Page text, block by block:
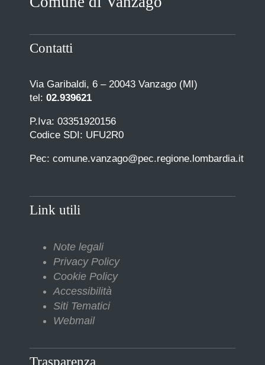
Contatti
Via Garibaldi, 6 – 20043 Vanzago (MI)
tel: 02.939621
P.Iva: 03351920156
Codice SDI: UFU2R0
Pec: comune.vanzago@pec.regione.lombardia.it
Link utili
Note legali
Privacy Policy
Cookie Policy
Accessibilità
Siti Tematici
Webmail
Trasparenza